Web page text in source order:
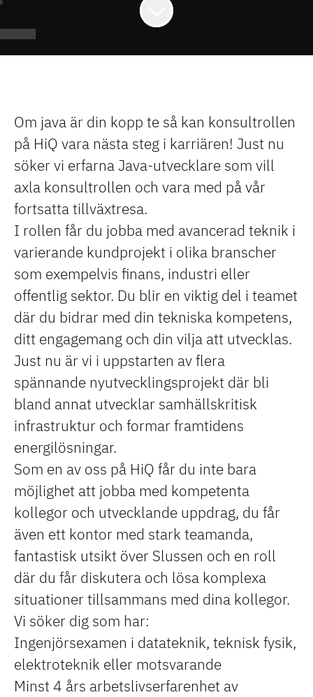
Om java är din kopp te så kan konsultrollen
på HiQ vara nästa steg i karriären! Just nu
söker vi erfarna Java-utvecklare som vill
axla konsultrollen och vara med på vår
fortsatta tillväxtresa.
I rollen får du jobba med avancerad teknik i
varierande kundprojekt i olika branscher
som exempelvis finans, industri eller
offentlig sektor. Du blir en viktig del i teamet
där du bidrar med din tekniska kompetens,
ditt engagemang och din vilja att utvecklas.
Just nu är vi i uppstarten av flera
spännande nyutvecklingsprojekt där bli
bland annat utvecklar samhällskritisk
infrastruktur och formar framtidens
energilösningar.
Som en av oss på HiQ får du inte bara
möjlighet att jobba med kompetenta
kollegor och utvecklande uppdrag, du får
även ett kontor med stark teamanda,
fantastisk utsikt över Slussen och en roll
där du får diskutera och lösa komplexa
situationer tillsammans med dina kollegor.
Vi söker dig som har:
Ingenjörsexamen i datateknik, teknisk fysik,
elektroteknik eller motsvarande
Minst 4 års arbetslivserfarenhet av